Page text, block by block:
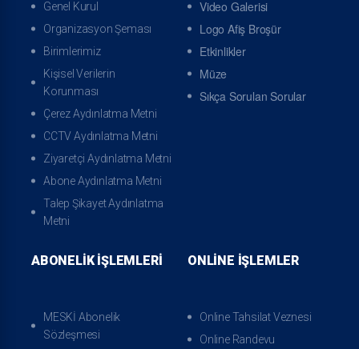
Kaçak Bildirimi
Genel Kurul
Organizasyon Şeması
Birimlerimiz
Kişisel Verilerin
Korunması
Çerez Aydınlatma Metni
CCTV Aydınlatma Metni
Ziyaretçi Aydınlatma Metni
Abone Aydınlatma Metni
Talep Şikayet Aydınlatma
Metni
Video Galerisi
Logo Afiş Broşür
Etkinlikler
Müze
Sıkça Sorulan Sorular
ABONELIK İŞLEMLERI
MESKİ Abonelik
Sözleşmesi
ONLINE İŞLEMLER
Online Tahsilat Veznesi
Online Randevu